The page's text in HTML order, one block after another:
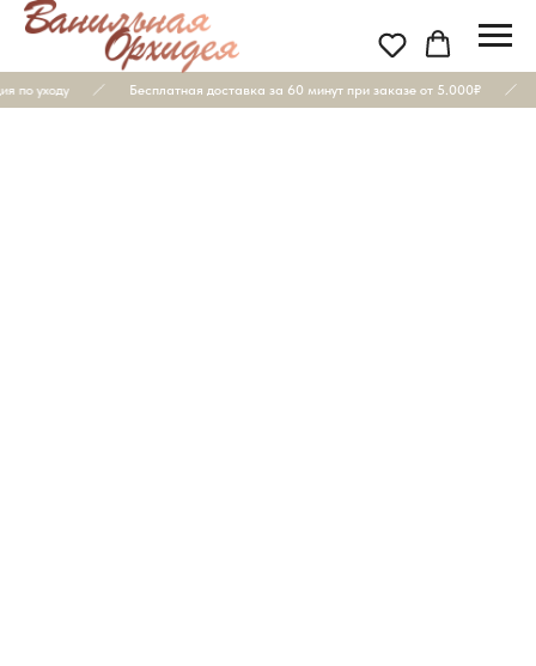
по уходу Бесплатная доставка за 60 минут при заказе от 5.000₽